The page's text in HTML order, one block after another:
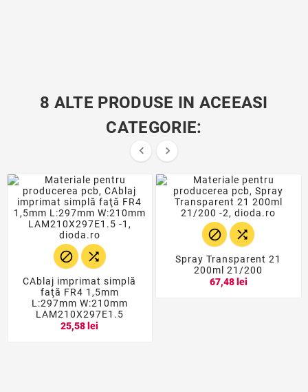
8 ALTE PRODUSE IN ACEEASI
CATEGORIE:
 
 
CAblaj imprimat simplă
faţă FR4 1,5mm
L:297mm W:210mm
LAM210X297E1.5
25,58 lei
 
Spray Transparent 21
200ml 21/200
67,48 lei